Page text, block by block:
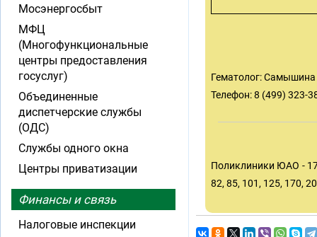
Гематолог: Самышина
Телефон: 8 (499) 323-
Поликлиники ЮАО -
82, 85, 101, 125, 170,
Мосэнергосбыт
МФЦ
(Многофункциональные
центры предоставления
госуслуг)
Объединенные
диспетчерские службы
(ОДС)
Службы одного окна
Центры приватизации
Финансы и связь
Налоговые инспекции